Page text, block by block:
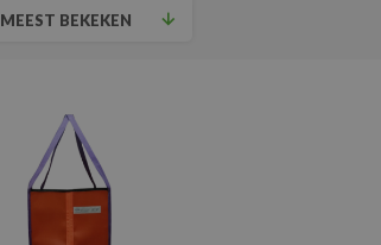
MEEST BEKEKEN